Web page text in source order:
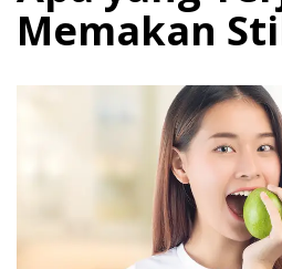
Memakan